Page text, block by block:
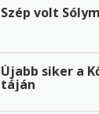
Szép volt
Újabb siker a
táján